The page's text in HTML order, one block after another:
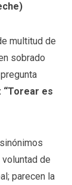
multitud de
sobrado
: “Torear es
de
parecen la